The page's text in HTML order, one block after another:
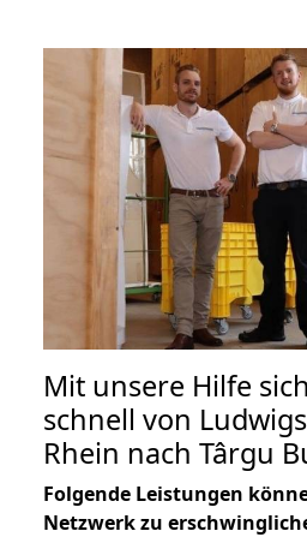
Mit unsere Hilfe
schnell von
Rhein nach Târgu
Folgende Leistungen
Netzwerk zu